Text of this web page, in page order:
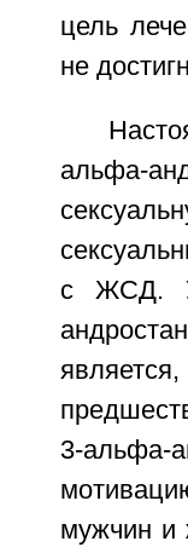
цель
не
альфа-
с ЖСД.
3-альфа-
мужчин и